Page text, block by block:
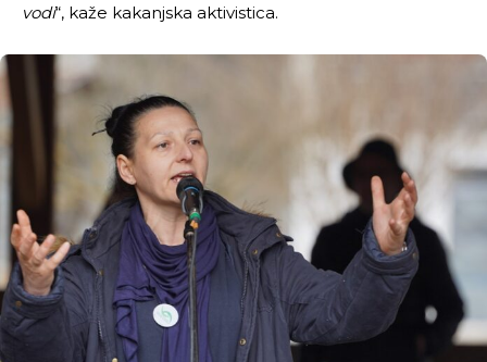
vodi“, kaže kakanjska aktivistica.